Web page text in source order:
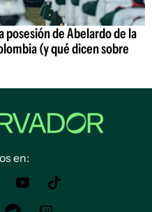
de Abelardo de la
(y qué dicen sobre
en: